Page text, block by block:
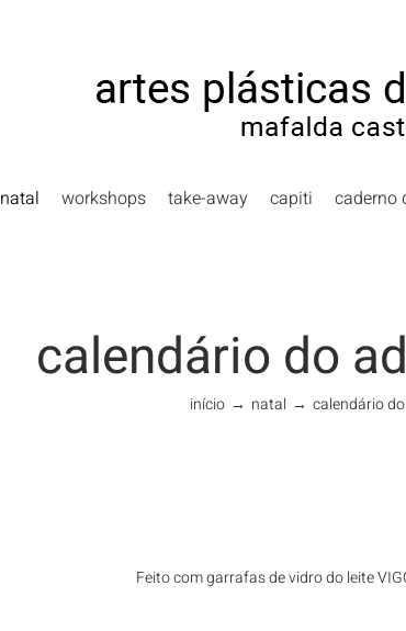
natal workshops take-away capiti caderno
calendário do
início → natal → calendário
Feito com garrafas de vidro do leite